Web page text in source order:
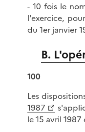
- 10 fois le
l'exercice,
du 1er janvier
B.
100
Les
1987
le 15 avril